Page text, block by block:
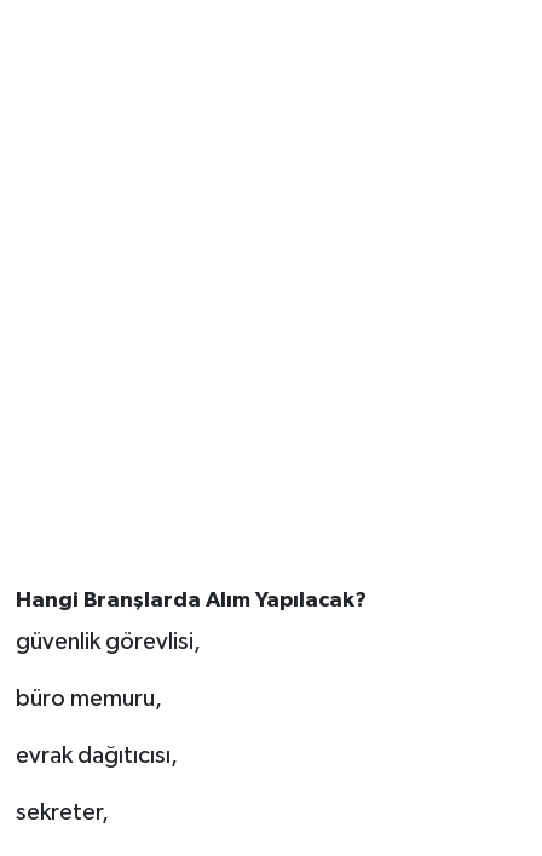
Hangi Branşlarda Alım Yapılacak?
güvenlik görevlisi,
büro memuru,
evrak dağıtıcısı,
sekreter,